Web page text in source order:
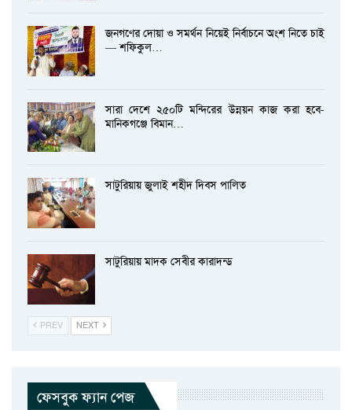
জনগণের দোয়া ও সমর্থন নিয়েই নির্বাচনে অংশ নিতে চাই
— শফিকুল…
সারা দেশে ২৫০টি মন্দিরের উন্নয়ন কাজ করা হবে-
মানিকগঞ্জে বিমান…
সাটুরিয়ায় জুলাই শহীদ দিবস পালিত
সাটুরিয়ায় মাদক সেবীর কারাদন্ড
PREV NEXT
ফেসবুক ফ্যান পেজ